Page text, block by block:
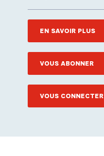
EN SAVOIR PLUS
VOUS ABONNER
VOUS CONNECTER